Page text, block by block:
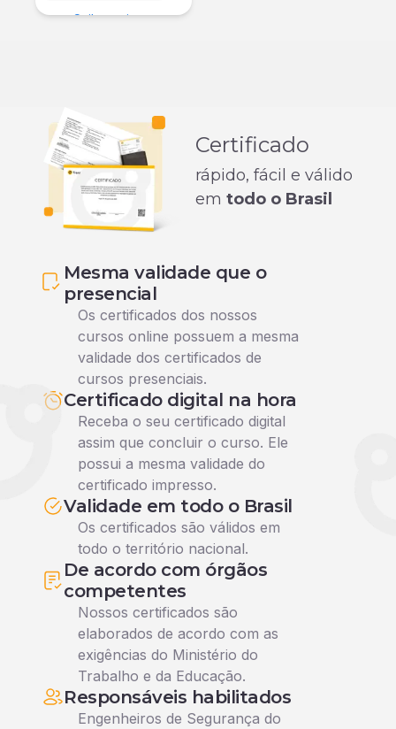
Saiba mais
Certificado
rápido, fácil e válido
em todo o Brasil
Mesma validade que o
presencial
Os certificados dos nossos
cursos online possuem a mesma
validade dos certificados de
cursos presenciais.
Certificado digital na hora
Receba o seu certificado digital
assim que concluir o curso. Ele
possui a mesma validade do
certificado impresso.
Validade em todo o Brasil
Os certificados são válidos em
todo o território nacional.
De acordo com órgãos
competentes
Nossos certificados são
elaborados de acordo com as
exigências do Ministério do
Trabalho e da Educação.
Responsáveis habilitados
Engenheiros de Segurança do